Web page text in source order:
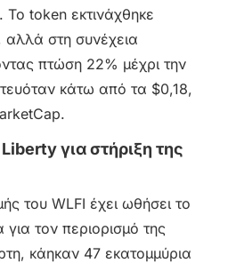
token εκτινάχθηκε
στη συνέχεια
πτώση 22% μέχρι την
κάτω από τα $0,18,
για στήριξη της
του WLFI έχει ωθήσει το
τον περιορισμό της
κάηκαν 47 εκατομμύρια